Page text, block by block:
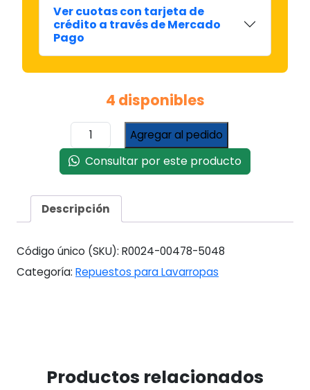
Ver cuotas con tarjeta de
crédito a través de Mercado
Pago
4 disponibles
Placa
Membrana
Digital
Wash
S/display
(serigrafia)
cantidad
Agregar al pedido
Consultar por este producto
Descripción
Código único (SKU): R0024-00478-5048
Categoría: Repuestos para Lavarropas
Productos relacionados